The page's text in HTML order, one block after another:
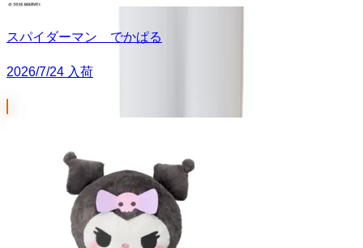
スパイダーマン でかぱる
2026/7/24 入荷